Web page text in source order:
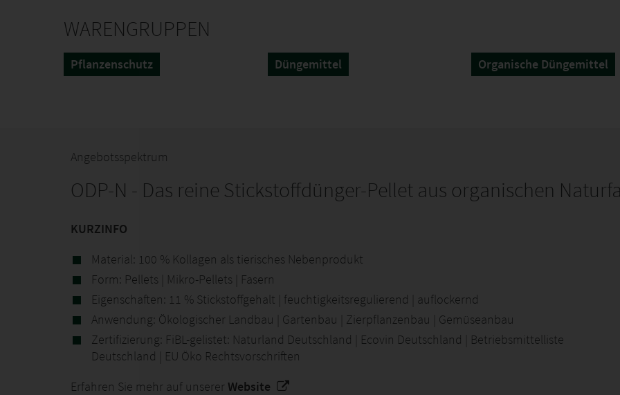
WARENGRUPPEN
Pflanzenschutz Düngemittel Organische Düngemittel
Angebotsspektrum
ODP-N - Das reine Stickstoffdünger-Pellet aus organischen
KURZINFO
Material: 100 % Kollagen als tierisches Nebenprodukt
Form: Pellets | Mikro-Pellets | Fasern
Eigenschaften: 11 % Stickstoffgehalt | feuchtigkeitsregulierend | auflockernd
Anwendung: Ökologischer Landbau | Gartenbau | Zierpflanzenbau | Gemüseanbau
Zertifizierung: FiBL-gelistet: Naturland Deutschland | Ecovin Deutschland | Betriebsmittelliste
Deutschland | EU Öko Rechtsvorschriften
Erfahren Sie mehr auf unserer Website